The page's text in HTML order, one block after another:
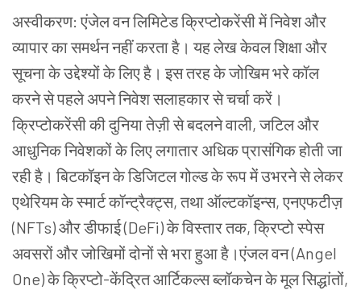
अस्वीकरण: एंजेल वन लिमिटेड क्रिप्टोकरेंसी में निवेश और
व्यापार का समर्थन नहीं करता है। यह लेख केवल शिक्षा और
सूचना के उद्देश्यों के लिए है। इस तरह के जोखिम भरे कॉल
करने से पहले अपने निवेश सलाहकार से चर्चा करें।
क्रिप्टोकरेंसी की दुनिया तेज़ी से बदलने वाली, जटिल और
आधुनिक निवेशकों के लिए लगातार अधिक प्रासंगिक होती जा
रही है। बिटकॉइन के डिजिटल गोल्ड के रूप में उभरने से लेकर
एथेरियम के स्मार्ट कॉन्ट्रैक्ट्स, तथा ऑल्टकॉइन्स, एनएफटीज़
(NFTs) और डीफाई (DeFi) के विस्तार तक, क्रिप्टो स्पेस
अवसरों और जोखिमों दोनों से भरा हुआ है।एंजल वन (Angel
One) के क्रिप्टो-केंद्रित आर्टिकल्स ब्लॉकचेन के मूल सिद्धांतों,